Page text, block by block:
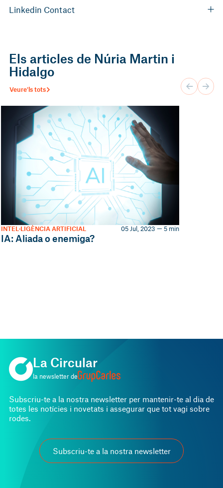
Linkedin Contact
Els articles de Núria Martin i
Hidalgo
Veure'ls tots
IA: Aliada o enemiga?
INTEL·LIGÈNCIA ARTIFICIAL 05 Jul, 2023 — 5 min
La Circular
la newsletter de
Subscriu-te a la nostra newsletter per mantenir-te al dia de
totes les notícies i novetats i assegurar que tot vagi sobre
rodes.
Subscriu-te a la nostra newsletter